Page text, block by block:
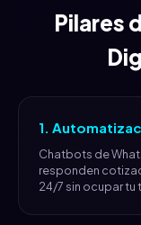
Pilares
1.
Chatbots de
responden
24/7 sin ocupar tu